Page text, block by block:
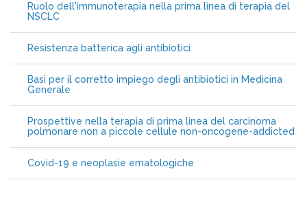
Ruolo dell'immunoterapia nella prima linea di terapia del
NSCLC
Resistenza batterica agli antibiotici
Basi per il corretto impiego degli antibiotici in Medicina
Generale
Prospettive nella terapia di prima linea del carcinoma
polmonare non a piccole cellule non-oncogene-addicted
Covid-19 e neoplasie ematologiche